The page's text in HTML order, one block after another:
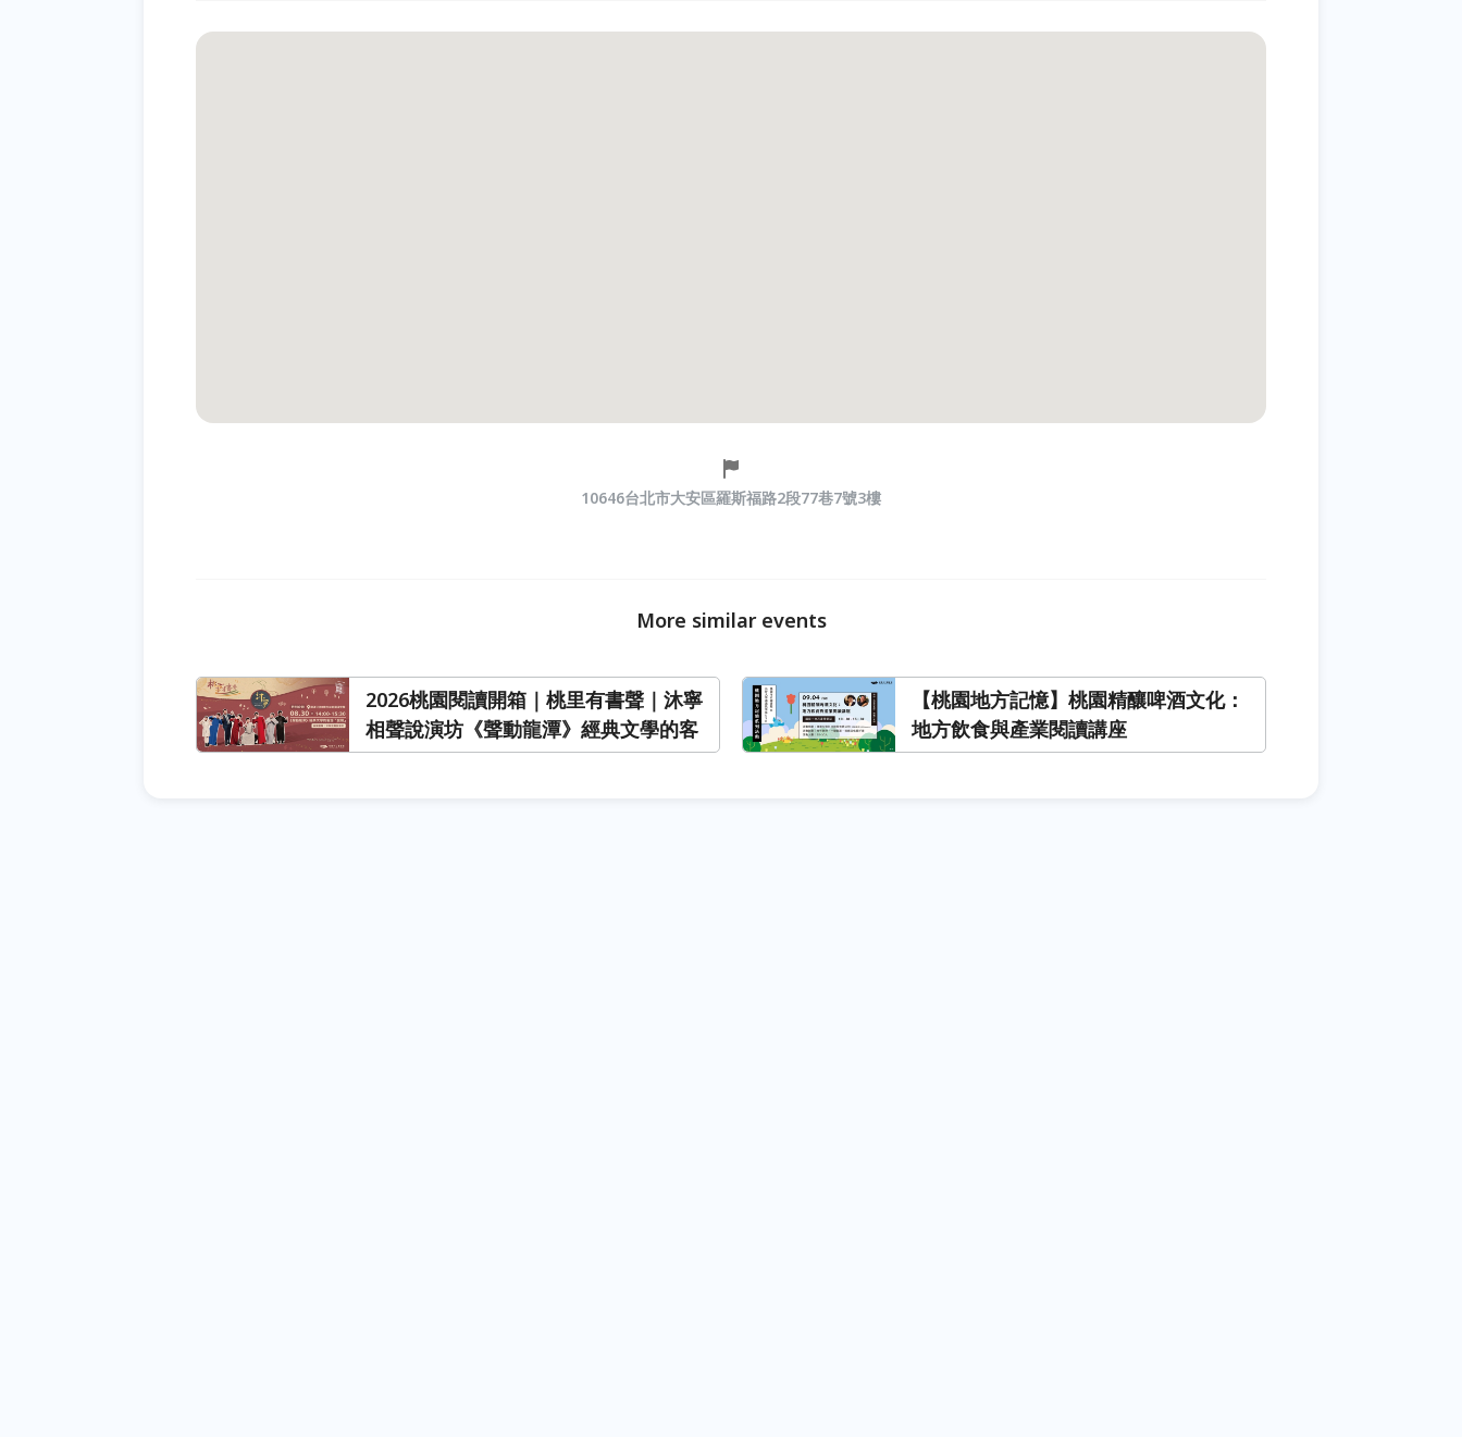
10646台北市大安區羅斯福路2段77巷7號3樓
More similar events
2026桃園閱讀開箱｜桃里有書聲｜沐寧
相聲說演坊《聲動龍潭》經典文學的客
語「變聲」
【桃園地方記憶】桃園精釀啤酒文化：
地方飲食與產業閱讀講座